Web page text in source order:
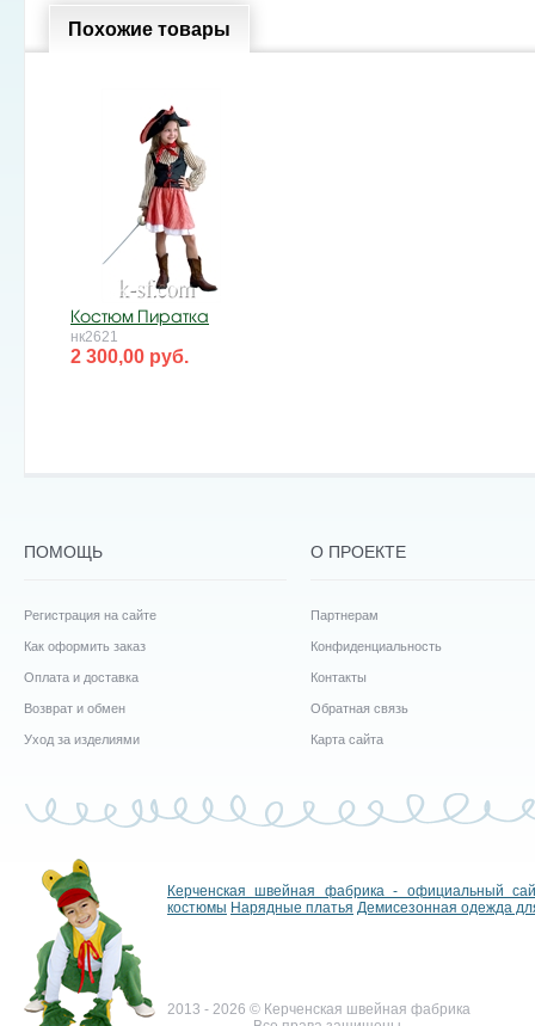
Похожие товары
Костюм Пиратка
нк2621
2 300,00 руб.
ПОМОЩЬ
Регистрация на сайте
Как оформить заказ
Оплата и доставка
Возврат и обмен
Уход за изделиями
О ПРОЕКТЕ
Партнерам
Конфиденциальность
Контакты
Обратная связь
Карта сайта
Керченская швейная фабрика - официальный
костюмы Нарядные платья Демисезонная одежда
2013 - 2026 © Керченская швейная фабрика